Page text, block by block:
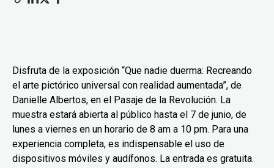
Disfruta de la exposición “Que nadie duerma: Recreando
el arte pictórico universal con realidad aumentada”, de
Danielle Albertos, en el Pasaje de la Revolución. La
muestra estará abierta al público hasta el 7 de junio, de
lunes a viernes en un horario de 8 am a 10 pm. Para una
experiencia completa, es indispensable el uso de
dispositivos móviles y audífonos. La entrada es gratuita.